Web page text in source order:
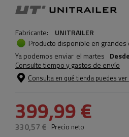
Fabricante:
UNITRAILER
Producto disponible en grandes
Ya podemos enviar el martes Desde
Consulte tiempo y gastos de envío
Consulta en qué tienda puedes
399,99 €
330,57 € Precio neto